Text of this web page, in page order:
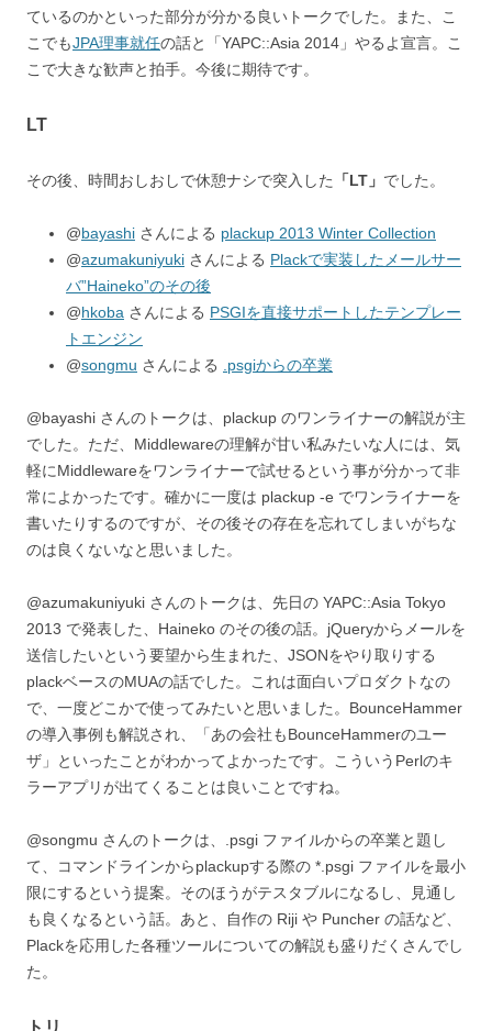
ているのかといった部分が分かる良いトークでした。また、こ
こでもJPA理事就任の話と「YAPC::Asia 2014」やるよ宣言。こ
こで大きな歓声と拍手。今後に期待です。
LT
その後、時間おしおしで休憩ナシで突入した 「LT」 でした。
@bayashi さんによる plackup 2013 Winter Collection
@azumakuniyuki さんによる Plackで実装したメールサー
バ”Haineko”のその後
@hkoba さんによる PSGIを直接サポートしたテンプレー
トエンジン
@songmu さんによる .psgiからの卒業
@bayashi さんのトークは、plackup のワンライナーの解説が主
でした。ただ、Middlewareの理解が甘い私みたいな人には、気
軽にMiddlewareをワンライナーで試せるという事が分かって非
常によかったです。確かに一度は plackup -e でワンライナーを
書いたりするのですが、その後その存在を忘れてしまいがちな
のは良くないなと思いました。
@azumakuniyuki さんのトークは、先日の YAPC::Asia Tokyo
2013 で発表した、Haineko のその後の話。jQueryからメールを
送信したいという要望から生まれた、JSONをやり取りする
plackベースのMUAの話でした。これは面白いプロダクトなの
で、一度どこかで使ってみたいと思いました。BounceHammer
の導入事例も解説され、「あの会社もBounceHammerのユー
ザ」といったことがわかってよかったです。こういうPerlのキ
ラーアプリが出てくることは良いことですね。
@songmu さんのトークは、.psgi ファイルからの卒業と題し
て、コマンドラインからplackupする際の *.psgi ファイルを最小
限にするという提案。そのほうがテスタブルになるし、見通し
も良くなるという話。あと、自作の Riji や Puncher の話など、
Plackを応用した各種ツールについての解説も盛りだくさんでし
た。
トリ